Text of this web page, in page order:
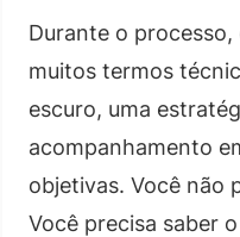
Durante o
muitos termos
escuro, uma
acompanhamento
objetivas. Você não
Você precisa saber